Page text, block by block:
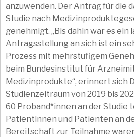
anzuwenden. Der Antrag für die
Studie nach
genehmigt. „Bis dahin war es ein
Antragsstellung an sich ist ein
Prozess mit mehrstufigem
beim Bundesinstitut für
Medizinprodukte“, erinnert sich
Studienzeitraum von 2019 bis
60 Proband*innen an der Studie
Patientinnen und Patienten an
Bereitschaft zur Teilnahme